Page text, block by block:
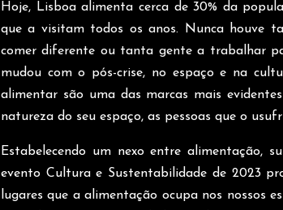
Hoje, Lisboa alimenta cerca de 30% da
que a visitam todos os anos. Nunca houve
comer diferente ou tanta gente a trabalhar
mudou com o pós-crise, no espaço e na
alimentar são uma das marcas mais
natureza do seu espaço, as pessoas que o
Estabelecendo um nexo entre alimentação,
evento Cultura e Sustentabilidade de 2023
lugares que a alimentação ocupa nos nossos